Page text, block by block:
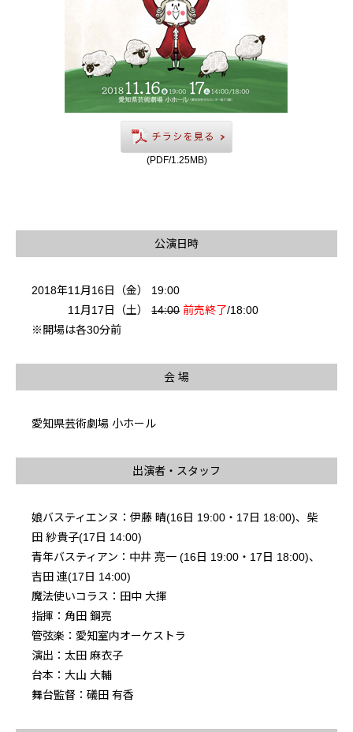
(PDF/1.25MB)
公演日時
2018年11月16日（金） 19:00
11月17日（土）14:00 前売終了/18:00
※開場は各30分前
会 場
愛知県芸術劇場 小ホール
出演者・スタッフ
娘バスティエンヌ：伊藤 晴(16日 19:00・17日 18:00)、柴
田 紗貴子(17日 14:00)
青年バスティアン：中井 亮一 (16日 19:00・17日 18:00)、
吉田 連(17日 14:00)
魔法使いコラス：田中 大揮
指揮：角田 鋼亮
管弦楽：愛知室内オーケストラ
演出：太田 麻衣子
台本：大山 大輔
舞台監督：礒田 有香